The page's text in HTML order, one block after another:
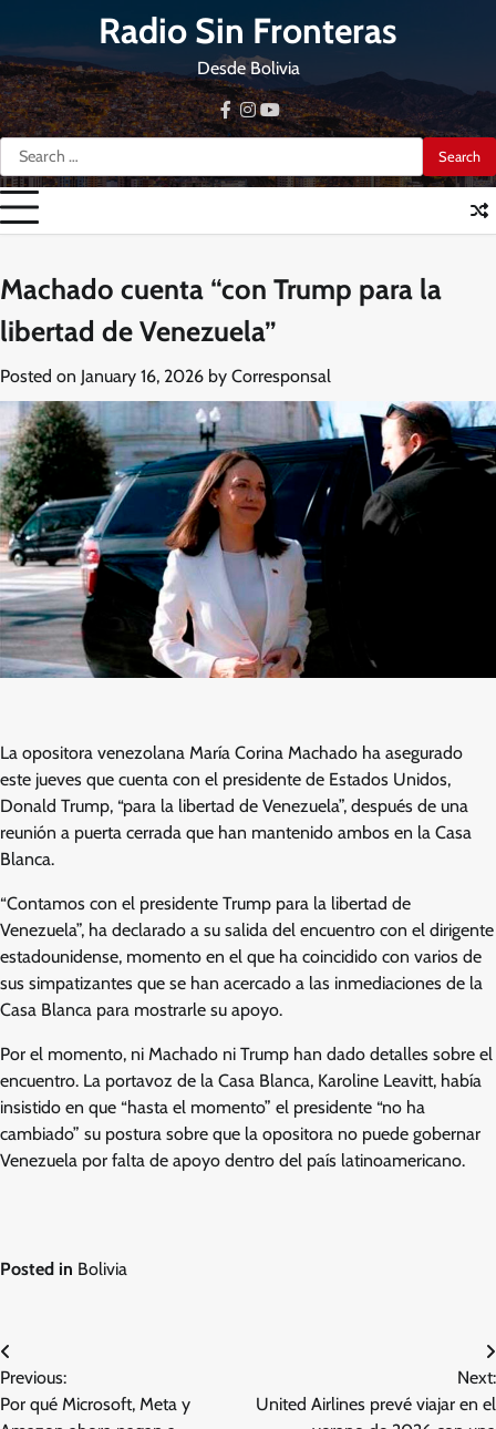
content
Radio Sin Fronteras
Desde Bolivia
Search
for:
facebook
instagram
youtube
Machado cuenta “con Trump para la
libertad de Venezuela”
Posted on January 16, 2026 by Corresponsal
La opositora venezolana María Corina Machado ha asegurado
este jueves que cuenta con el presidente de Estados Unidos,
Donald Trump, “para la libertad de Venezuela”, después de una
reunión a puerta cerrada que han mantenido ambos en la Casa
Blanca.
“Contamos con el presidente Trump para la libertad de
Venezuela”, ha declarado a su salida del encuentro con el dirigente
estadounidense, momento en el que ha coincidido con varios de
sus simpatizantes que se han acercado a las inmediaciones de la
Casa Blanca para mostrarle su apoyo.
Por el momento, ni Machado ni Trump han dado detalles sobre el
encuentro. La portavoz de la Casa Blanca, Karoline Leavitt, había
insistido en que “hasta el momento” el presidente “no ha
cambiado” su postura sobre que la opositora no puede gobernar
Venezuela por falta de apoyo dentro del país latinoamericano.
Posted in Bolivia
Post
navigation
Previous:
Por qué Microsoft, Meta y
Next:
United Airlines prevé viajar en el